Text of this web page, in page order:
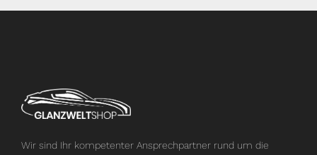
Wir sind Ihr kompetenter Ansprechpartner rund um die